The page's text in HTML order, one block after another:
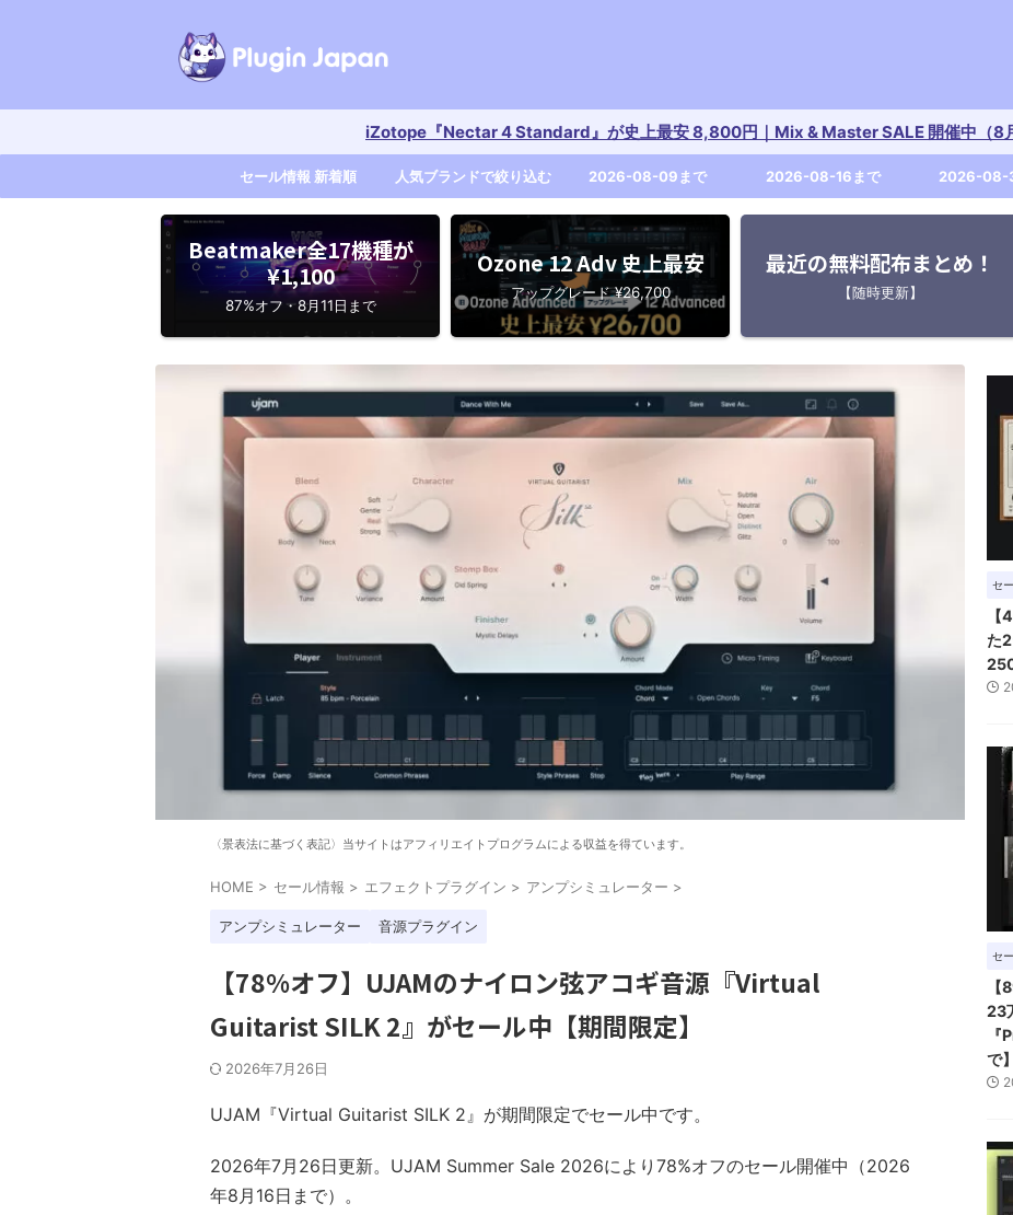
iZotope『Nectar 4 Standard』が史上最安 8,800円｜Mix & Master SALE 開催中（8
セール情報 新着順 人気ブランドで絞り込む 2026-08-09まで 2026-08-16まで 2026-08-
Beatmaker全17機種が
¥1,100
87%オフ・8月11日まで
Ozone 12 Adv 史上最安
アップグレード ¥26,700
最近の無料配布まとめ！
【随時更新】
〈景表法に基づく表記〉当サイトはアフィリエイトプログラムによる収益を得ています。
HOME > セール情報 > エフェクトプラグイン > アンプシミュレーター >
アンプシミュレーター 音源プラグイン
【78%オフ】UJAMのナイロン弦アコギ音源『Virtual
Guitarist SILK 2』がセール中【期間限定】
2026年7月26日
UJAM『Virtual Guitarist SILK 2』が期間限定でセール中です。
2026年7月26日更新。UJAM Summer Sale 2026により78%オフのセール開催中（2026
年8月16日まで）。
セ
た
セ
23
で】